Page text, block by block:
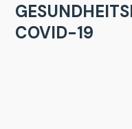
COVID-19